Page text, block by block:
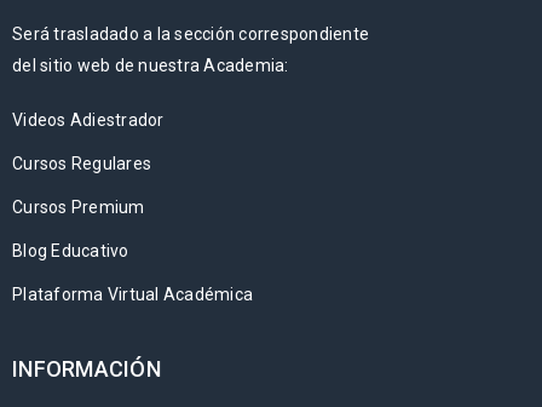
Será trasladado a la sección correspondiente
del sitio web de nuestra Academia:
Videos Adiestrador
Cursos Regulares
Cursos Premium
Blog Educativo
Plataforma Virtual Académica
INFORMACIÓN